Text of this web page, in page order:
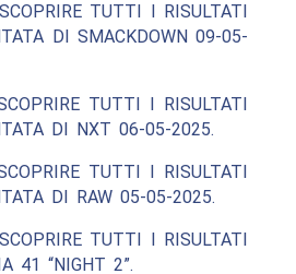
TUTTI I RISULTATI
DI SMACKDOWN 09-05-
TUTTI I RISULTATI
DI NXT 06-05-2025.
TUTTI I RISULTATI
DI RAW 05-05-2025.
TUTTI I RISULTATI
41 “NIGHT 2”.